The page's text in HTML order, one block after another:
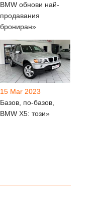
BMW обнови най-
продавания
брониран»
15 Mar 2023
Базов, по-базов,
BMW X5: този»